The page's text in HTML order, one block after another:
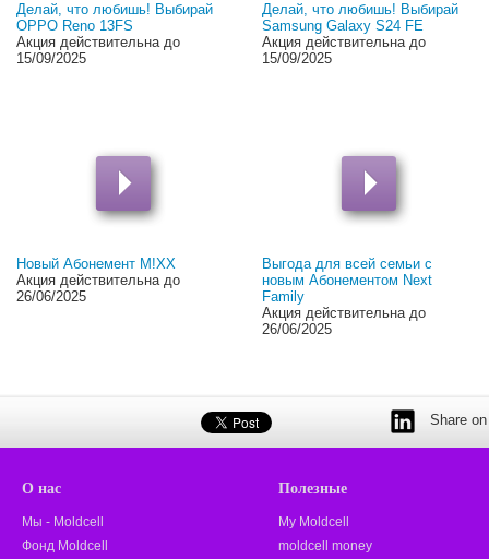
Делай, что любишь! Выбирай
OPPO Reno 13FS
Акция действительна до
15/09/2025
Делай, что любишь! Выбирай
Samsung Galaxy S24 FE
Акция действительна до
15/09/2025
Новый Абонемент M!XX
Акция действительна до
26/06/2025
Выгода для всей семьи с
новым Абонементом Next
Family
Акция действительна до
26/06/2025
Share
О нас
Мы - Moldcell
Фонд Moldcell
Полезные
My Moldcell
moldcell money